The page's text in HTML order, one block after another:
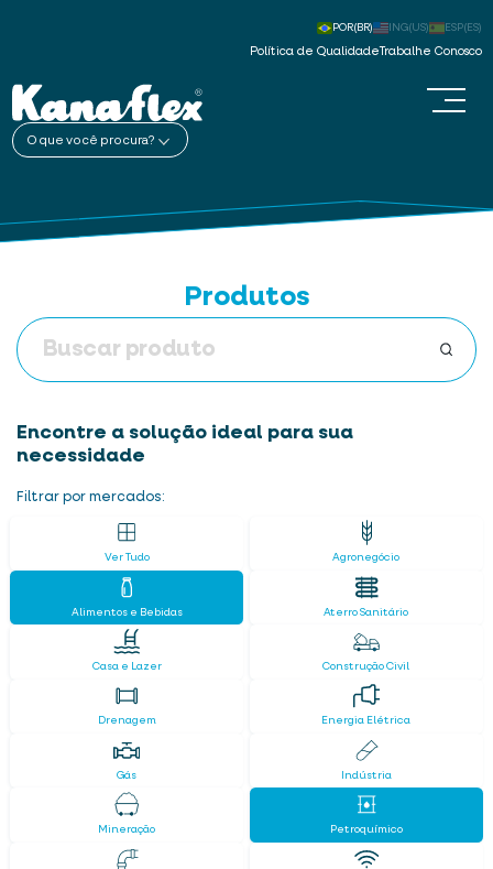
Política de Qualidade Trabalhe Conosco
POR(BR) ING(US) ESP(ES)
O que você procura?
Produtos
Encontre a solução ideal para sua
necessidade
Filtrar por mercados:
Ver Tudo Agronegócio
Alimentos e Bebidas Aterro Sanitário
Casa e Lazer Construção Civil
Drenagem Energia Elétrica
Gás Indústria
Mineração Petroquímico